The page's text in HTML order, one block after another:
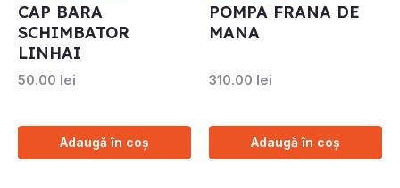
CAP BARA
SCHIMBATOR
LINHAI
50.00 lei
Adaugă în coș
POMPA FRANA DE
MANA
310.00 lei
Adaugă în coș